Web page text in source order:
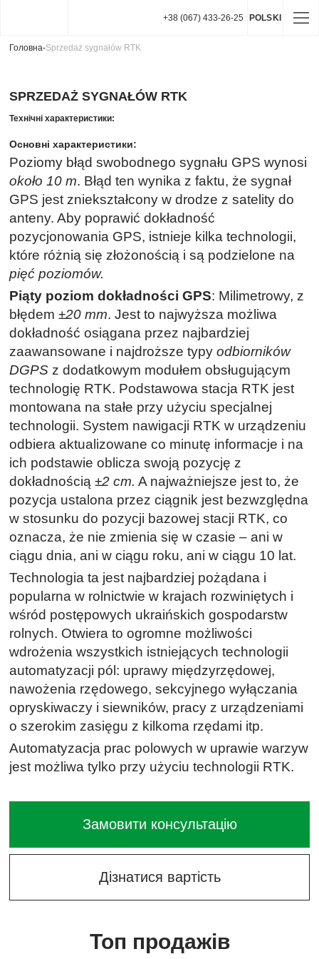
+38 (067) 433-26-25 POLSKI
Головна-Sprzedaż sygnałów RTK
SPRZEDAŻ SYGNAŁÓW RTK
Технічні характеристики:
Основні характеристики:
Poziomy błąd swobodnego sygnału GPS wynosi
około 10 m. Błąd ten wynika z faktu, że sygnał
GPS jest zniekształcony w drodze z satelity do
anteny. Aby poprawić dokładność
pozycjonowania GPS, istnieje kilka technologii,
które różnią się złożonością i są podzielone na
pięć poziomów.
Piąty poziom dokładności GPS: Milimetrowy, z
błędem±20 mm. Jest to najwyższa możliwa
dokładność osiągana przez najbardziej
zaawansowane i najdroższe typyodbiorników
DGPS z dodatkowym modułem obsługującym
technologię RTK. Podstawowa stacja RTK jest
montowana na stałe przy użyciu specjalnej
technologii. System nawigacji RTK w urządzeniu
odbiera aktualizowane co minutę informacje i na
ich podstawie oblicza swoją pozycję z
dokładnością ±2 cm. A najważniejsze jest to, że
pozycja ustalona przez ciągnik jest bezwzględna
w stosunku do pozycji bazowej stacji RTK, co
oznacza, że nie zmienia się w czasie – ani w
ciągu dnia, ani w ciągu roku, ani w ciągu 10 lat.
Technologia ta jest najbardziej pożądana i
popularna w rolnictwie w krajach rozwiniętych i
wśród postępowych ukraińskich gospodarstw
rolnych. Otwiera to ogromne możliwości
wdrożenia wszystkich istniejących technologii
automatyzacji pól: uprawy międzyrzędowej,
nawożenia rzędowego, sekcyjnego wyłączania
opryskiwaczy i siewników, pracy z urządzeniami
o szerokim zasięgu z kilkoma rzędami itp.
Automatyzacja prac polowych w uprawie warzyw
jest możliwa tylko przy użyciu technologii RTK.
Замовити консультацію
Дізнатися вартість
Топ продажів